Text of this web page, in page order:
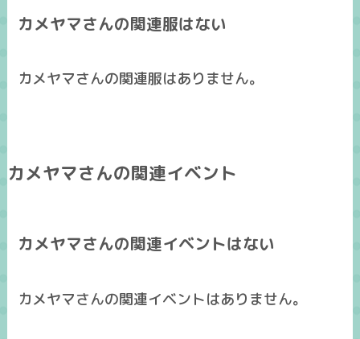
カメヤマさんの関連服はない
カメヤマさんの関連服はありません。
カメヤマさんの関連イベント
カメヤマさんの関連イベントはない
カメヤマさんの関連イベントはありません。